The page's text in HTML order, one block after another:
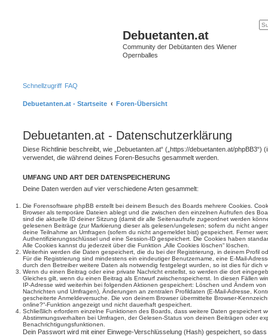
Debuetanten.at
Community der Debütanten des Wiener
Opernballes
Schnellzugriff FAQ
Debuetanten.at - Startseite Foren-Übersicht
Debuetanten.at - Datenschutzerklärung
Diese Richtlinie beschreibt, wie „Debuetanten.at“ („https://debuetanten.at/phpBB3“)
verwendet, die während deines Foren-Besuchs gesammelt werden.
UMFANG UND ART DER DATENSPEICHERUNG
Deine Daten werden auf vier verschiedene Arten gesammelt:
Die Forensoftware phpBB erstellt bei deinem Besuch des Boards mehrere Cookies.
Browser als temporäre Dateien ablegt und die zwischen den einzelnen Aufrufen des
sind die aktuelle ID deiner Sitzung (damit dir alle Seitenaufrufe zugeordnet werden
gelesenen Beiträge (zur Markierung dieser als gelesen/ungelesen; sofern du nicht
deine Teilnahme an Umfragen (sofern du nicht angemeldet bist) gespeichert. Ferner
Authentifizierungsschlüssel und eine Session-ID gespeichert. Die Cookies haben
Alle Cookies kannst du jederzeit über die Funktion „Alle Cookies löschen“ löschen.
Weiterhin werden die Daten gespeichert, die du bei der Registrierung, in deinem Profil
Für die Registrierung sind mindestens ein eindeutiger Benutzername, eine E-Mail-
durch den Betreiber weitere Daten als notwendig festgelegt wurden, so ist dies für dich
Wenn du einen Beitrag oder eine private Nachricht erstellst, so werden die dort
Gleiches gilt, wenn du einen Beitrag als Entwurf zwischenspeicherst. In diesen Fällen
IP-Adresse wird weiterhin bei folgenden Aktionen gespeichert: Löschen und Ändern
Nachrichten und Umfragen), Änderungen an zentralen Profildaten (E-Mail-Adresse,
gescheiterte Anmeldeversuche. Die von deinem Browser übermittelte Browser-
online?“-Funktion angezeigt und nicht dauerhaft gespeichert.
Schließlich erfordern einzelne Funktionen des Boards, dass weitere Daten gespeichert
Abstimmungsverhalten bei Umfragen, der Gelesen-Status von deinen Beiträgen oder
Benachrichtigungsfunktionen.
Dein Passwort wird mit einer Einwege-Verschlüsselung (Hash) gespeichert, so